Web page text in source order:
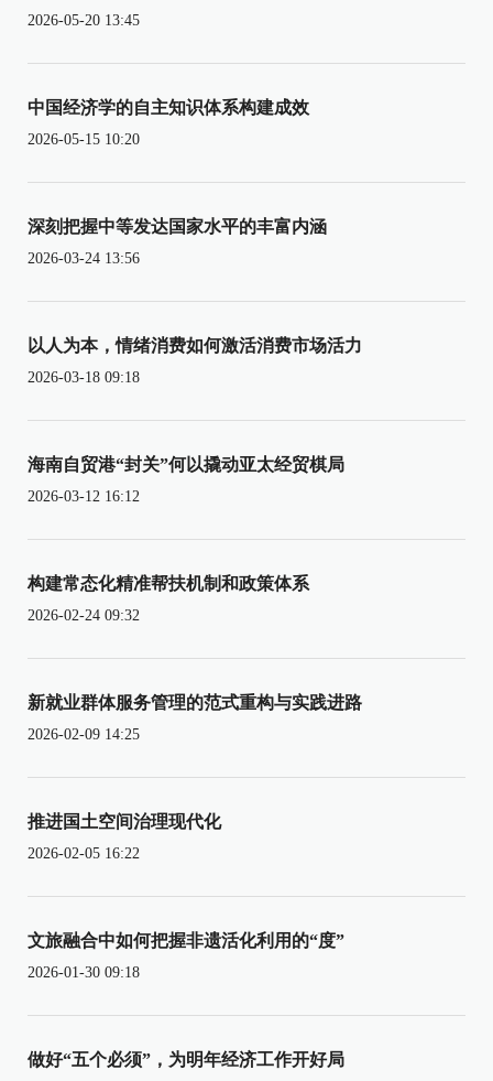
2026-05-20 13:45
中国经济学的自主知识体系构建成效
2026-05-15 10:20
深刻把握中等发达国家水平的丰富内涵
2026-03-24 13:56
以人为本，情绪消费如何激活消费市场活力
2026-03-18 09:18
海南自贸港“封关”何以撬动亚太经贸棋局
2026-03-12 16:12
构建常态化精准帮扶机制和政策体系
2026-02-24 09:32
新就业群体服务管理的范式重构与实践进路
2026-02-09 14:25
推进国土空间治理现代化
2026-02-05 16:22
文旅融合中如何把握非遗活化利用的“度”
2026-01-30 09:18
做好“五个必须”，为明年经济工作开好局